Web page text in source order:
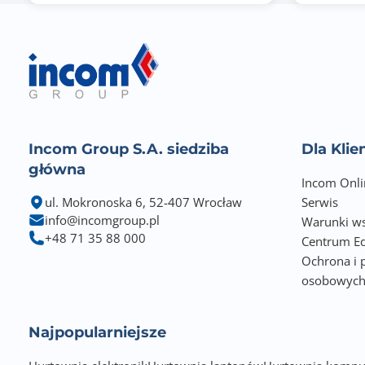
Zgodność z technologią HDCP
Obsługa G-Sync
Incom Group S.A. siedziba
główna
ul. Mokronoska 6, 52-407 Wrocław
info@incomgroup.pl
+48 71 35 88 000
Dla
Incom
Serwis
Warunki
Centrum
Ochrona i
osobowych
Najpopularniejsze